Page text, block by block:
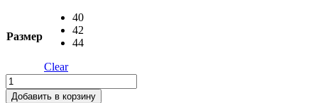
Размер
40
42
44
Clear
Джинсы
quantity
Добавить в корзину